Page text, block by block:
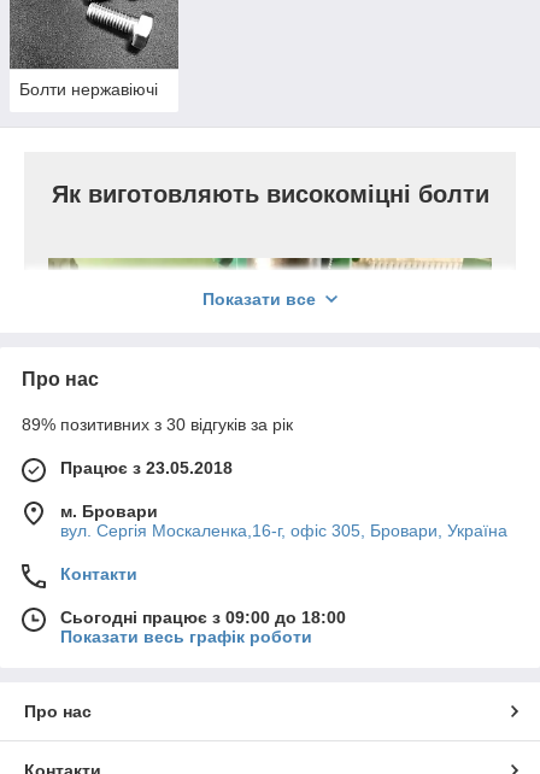
Болти нержавіючі
Як виготовляють високоміцні болти
Показати все
Про нас
89% позитивних з 30 відгуків за рік
Працює з 23.05.2018
м. Бровари
вул. Сергія Москаленка,16-г, офіс 305, Бровари, Україна
Контакти
Сьогодні працює з 09:00 до 18:00
Показати весь графік роботи
Про нас